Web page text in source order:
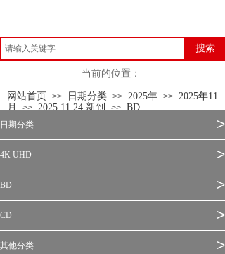
搜索
当前的位置：
网站首页 >> 日期分类 >> 2025年 >> 2025年11
月 >> 2025.11.24 新到 >> BD
日期分类 >
4K UHD >
BD >
CD >
其他分类 >